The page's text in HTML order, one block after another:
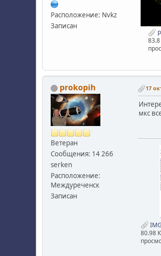
Расположение: Nvkz
Записан
prokopih
Ветеран
Сообщения: 14 266
serken
Расположение:
Междуреченск
Записан
17
мкс
80.98